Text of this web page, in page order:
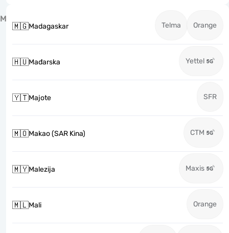
M
🇲🇬Madagaskar Telma Orange
🇭🇺Mađarska Yettel
🇾🇹Majote SFR
🇲🇴Makao (SAR Kina) CTM
🇲🇾Malezija Maxis
🇲🇱Mali Orange